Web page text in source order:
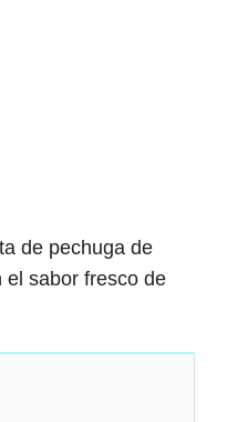
de pechuga de
el sabor fresco de